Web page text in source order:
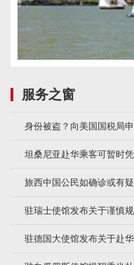
服务之窗
身份被盗？向美国国税局
坦桑尼亚赴华乘客可暂时
旅西中国公民如确诊或有
驻瑞士使馆发布关于谨慎
驻德国大使馆发布关于赴